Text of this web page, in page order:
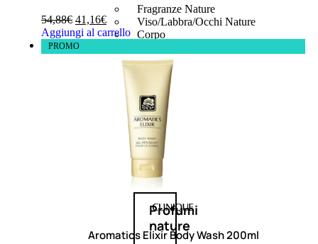
Fragranze Nature
Viso/Labbra/Occhi Nature
Corpo
Maschera Nature
Trattamenti Viso
Detergenza
Bagno Nature
Deodoranti
Profumi
nature
54,88€ 41,16€
Aggiungi al carrello
PROMO
Aromatics Elixir Body Wash 200ml